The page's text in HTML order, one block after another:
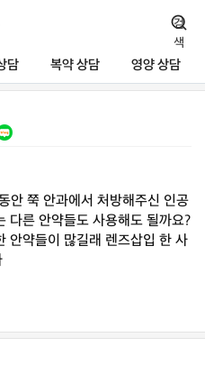
담 복약 상담 영양 상담
검
색
안 쭉 안과에서 처방해주신 인공
다른 안약들도 사용해도 될까요?
안약들이 많길래 렌즈삽입 한 사